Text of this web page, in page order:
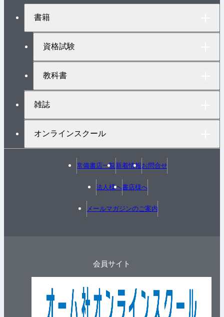
書籍
資格試験
教科書
雑誌
オンラインスクール
常備書店一覧新着情報お問合せ
法人様へ書店様へ
メールマガジンのご案内
会員サイト